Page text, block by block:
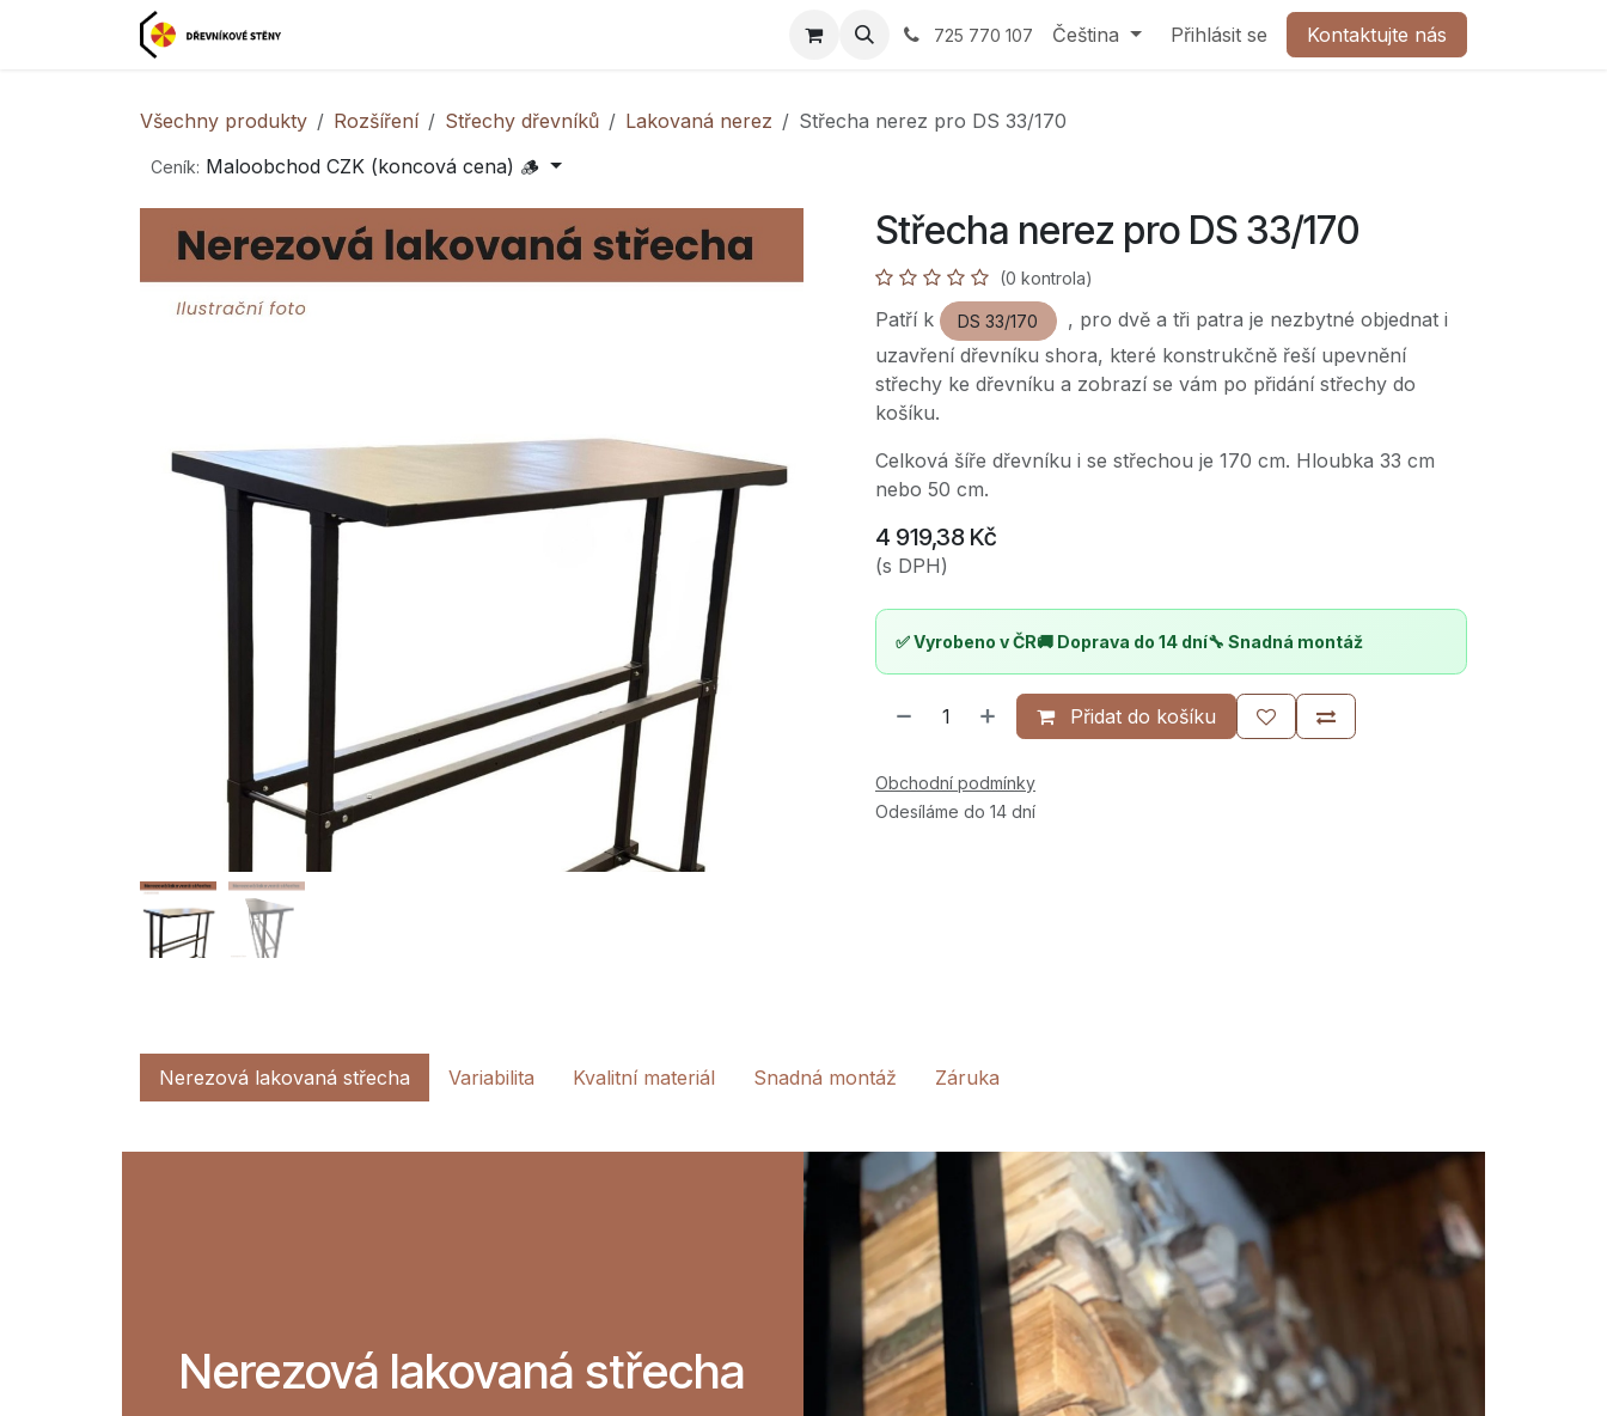
Nabídka Reference Společnost Kontaktujte nás
725 770 107 Čeština Přihlásit se Kontaktujte nás
Všechny produkty Rozšíření Střechy dřevníků Lakovaná nerez Střecha nerez pro DS 33/170
Ceník: Maloobchod CZK (koncová cena) 🪵
Střecha nerez pro DS 33/170
(0 kontrola)
Patří k DS 33/170
, pro dvě a tři patra je nezbytné objednat i
uzavření dřevníku shora, které konstrukčně řeší upevnění
střechy ke dřevníku a zobrazí se vám po přidání střechy do
košíku.
Celková šíře dřevníku i se střechou je 170 cm. Hloubka 33 cm
nebo 50 cm.
4 919,38 Kč
(s DPH)
✅ Vyrobeno v ČR🚚 Doprava do 14 dní🔧 Snadná montáž
Přidat do košíku
Obchodní podmínky
Odesíláme do 14 dní
Nerezová lakovaná střecha Variabilita Kvalitní materiál Snadná montáž Záruka
Nerezová lakovaná střecha